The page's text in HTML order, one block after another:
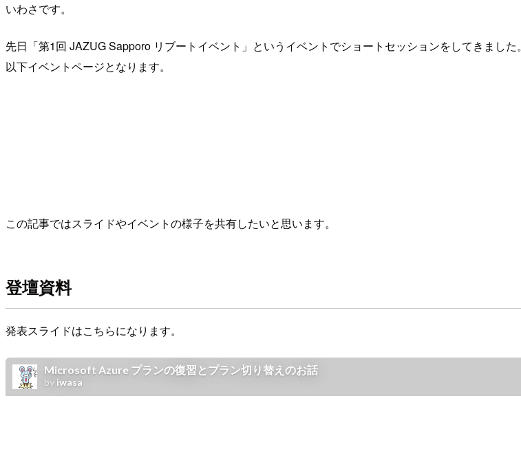
いわさです。
先日「第1回 JAZUG Sapporo リブートイベント」というイベントでショートセッションをしてきました。
以下イベントページとなります。
この記事ではスライドやイベントの様子を共有したいと思います。
登壇資料
発表スライドはこちらになります。